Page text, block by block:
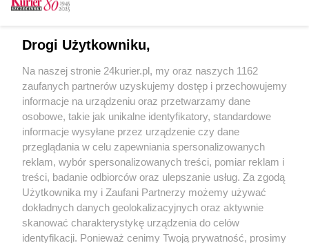
Szczecińska „Wulkan” na plusie
Dwie części ogromnego doku bezpiecznie
unoszą się na wodzie [FILM]
Nowa rada nadzorcza w Stoczni Szczecińskiej
„Wulkan”
POGODA
13℃
Zobacz prognozę na 3 dni
Drogi Użytkowniku,
Na naszej stronie 24kurier.pl, my oraz naszych 1162
zaufanych partnerów uzyskujemy dostęp i przechowujemy
informacje na urządzeniu oraz przetwarzamy dane
osobowe, takie jak unikalne identyfikatory, standardowe
informacje wysyłane przez urządzenie czy dane
przeglądania w celu zapewniania spersonalizowanych
reklam, wybór spersonalizowanych treści, pomiar reklam i
treści, badanie odbiorców oraz ulepszanie usług. Za zgodą
Użytkownika my i Zaufani Partnerzy możemy używać
dokładnych danych geolokalizacyjnych oraz aktywnie
skanować charakterystykę urządzenia do celów
identyfikacji. Ponieważ cenimy Twoją prywatność, prosimy